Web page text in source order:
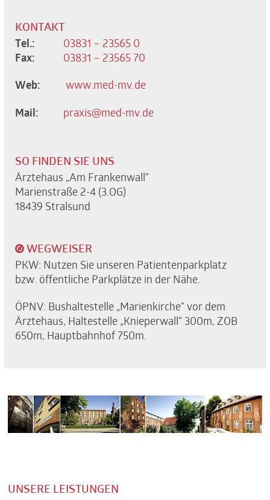
KONTAKT
Tel.:
03831 – 23565 0
Fax:
03831 – 23565 70
Web: www.med-mv.de
Mail: praxis@med-mv.de
SO FINDEN SIE UNS
Ärztehaus „Am Frankenwall“
Marienstraße 2-4 (3.OG)
18439 Stralsund
WEGWEISER
PKW: Nutzen Sie unseren Patientenparkplatz
bzw. öffentliche Parkplätze in der Nähe.
ÖPNV: Bushaltestelle „Marienkirche“ vor dem
Ärztehaus, Haltestelle „Knieperwall“ 300m, ZOB
650m, Hauptbahnhof 750m.
UNSERE LEISTUNGEN